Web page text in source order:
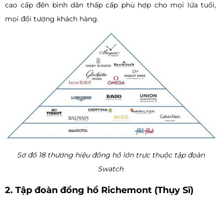
cao cấp đến bình dân thấp cấp phù hợp cho mọi lứa tuổi,
mọi đối tượng khách hàng.
Sơ đồ 18 thương hiệu đồng hồ lớn trực thuộc tập đoàn
Swatch
2. Tập đoàn đồng hồ Richemont (Thụy Sĩ)